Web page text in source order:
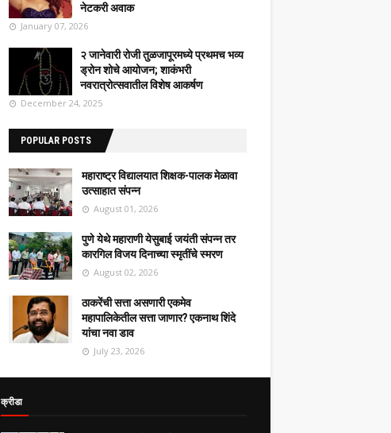
नेटकरी अवाक
January 07, 2026
२ जानेवारी रोजी तुळजापूरमध्ये प्रथमच भव्य
ड्रोन शोचे आयोजन; शाकंभरी
नवरात्रोत्सवातील विशेष आकर्षण
December 24, 2025
POPULAR POSTS
महाराष्ट्र विद्यालयात शिक्षक-पालक मेळावा
उत्साहात संपन्न
August 01, 2026
पुणे येथे महाराणी येसुबाई जयंती संपन्न तर
कारगिल विजय दिनाच्या स्मृतींचे स्मरण
August 02, 2026
ठाकरेंची सत्ता असणारी एकमेव
महापालिकेतील सत्ता जाणार? एकनाथ शिंदे
यांचा नवा डाव
July 23, 2026
क्रीडा